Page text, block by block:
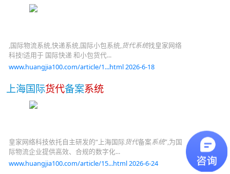
,国际物流系统,快递系统,国际小包系统,货代系统找皇家网络
科技!适用于 国际快递 和小包货代...
www.huangjia100.com/article/1...html 2026-6-18
上海国际货代备案系统
皇家网络科技依托自主研发的“上海国际 货代备案系统”,为国
际物流企业提供高效、合规的数字化...
www.huangjia100.com/article/15...html 2026-6-24